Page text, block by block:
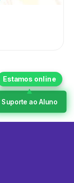
Suporte ao Aluno